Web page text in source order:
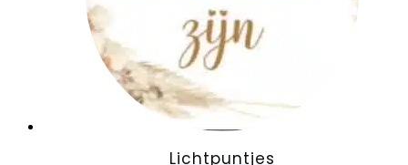
Lichtpuntjes